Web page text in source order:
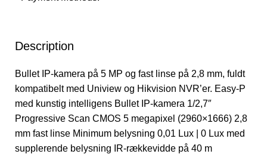
Description
Bullet IP-kamera på 5 MP og fast linse på 2,8 mm, fuldt
kompatibelt med Uniview og Hikvision NVR’er. Easy-P
med kunstig intelligens Bullet IP-kamera 1/2,7″
Progressive Scan CMOS 5 megapixel (2960×1666) 2,8
mm fast linse Minimum belysning 0,01 Lux | 0 Lux med
supplerende belysning IR-rækkevidde på 40 m